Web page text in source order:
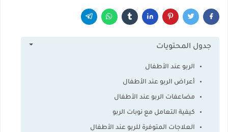
جدول المحتويات
الربو عند الأطفال
أعراض الربو عند الأطفال
مضاعفات الربو عند الأطفال
كيفية التعامل مع نوبات الربو
العلاجات المتوفرة للربو عند الأطفال